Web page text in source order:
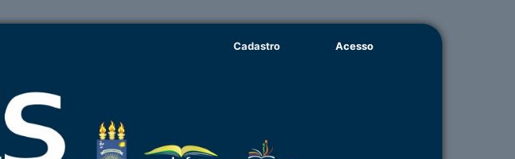
Cadastro Acesso